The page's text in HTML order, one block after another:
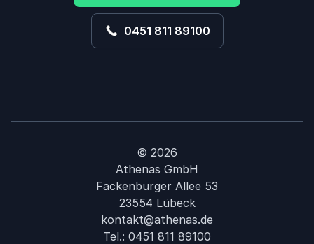
0451 811 89100
© 2026
Athenas GmbH
Fackenburger Allee 53
23554 Lübeck
kontakt@athenas.de
Tel.: 0451 811 89100